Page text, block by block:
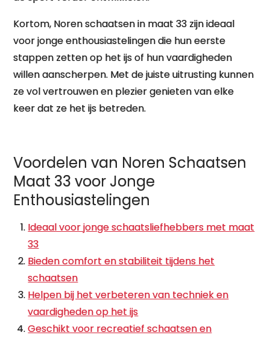
Kortom, Noren schaatsen in maat 33 zijn ideaal
voor jonge enthousiastelingen die hun eerste
stappen zetten op het ijs of hun vaardigheden
willen aanscherpen. Met de juiste uitrusting kunnen
ze vol vertrouwen en plezier genieten van elke
keer dat ze het ijs betreden.
Voordelen van Noren Schaatsen
Maat 33 voor Jonge
Enthousiastelingen
Ideaal voor jonge schaatsliefhebbers met maat
33
Bieden comfort en stabiliteit tijdens het
schaatsen
Helpen bij het verbeteren van techniek en
vaardigheden op het ijs
Geschikt voor recreatief schaatsen en